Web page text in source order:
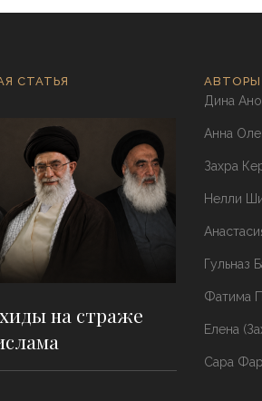
СТАТЬЯ
на страже
АВТОРЫ
Дина
Анна
Захра
Нелли
Гульназ
Фатима
Елена
Сара